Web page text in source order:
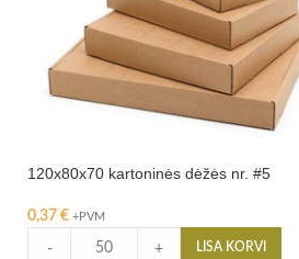
120x80x70 kartoninės dėžės nr. #5
0,37 € +PVM
- + LISA KORVI